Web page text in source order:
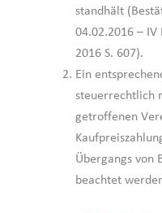
standhält
04.02.2016 – IV
2016 S. 607).
Ein
steuerrechtlich
getroffenen
Übergangs von
beachtet